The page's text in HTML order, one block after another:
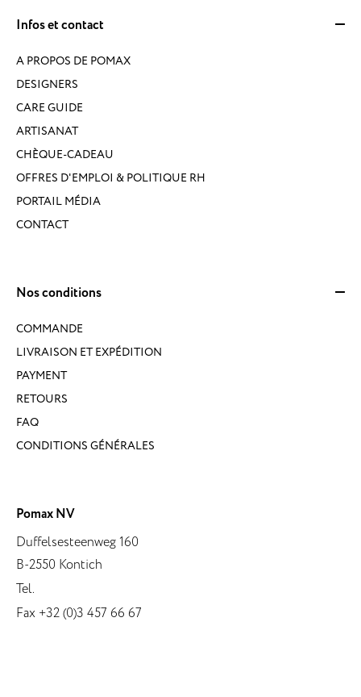
Infos et contact
A PROPOS DE POMAX
DESIGNERS
CARE GUIDE
ARTISANAT
CHÈQUE-CADEAU
OFFRES D'EMPLOI & POLITIQUE RH
PORTAIL MÉDIA
CONTACT
Nos conditions
COMMANDE
LIVRAISON ET EXPÉDITION
PAYMENT
RETOURS
FAQ
CONDITIONS GÉNÉRALES
Pomax NV
Duffelsesteenweg 160
B-2550 Kontich
Tel.
Fax +32 (0)3 457 66 67